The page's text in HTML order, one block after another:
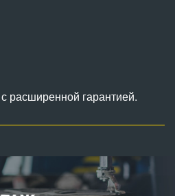
расширенной гарантией.